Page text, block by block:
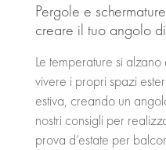
Pergole e
creare il tuo angolo
Le temperature si
vivere i propri spazi
estiva, creando un
nostri consigli per
prova d’estate per